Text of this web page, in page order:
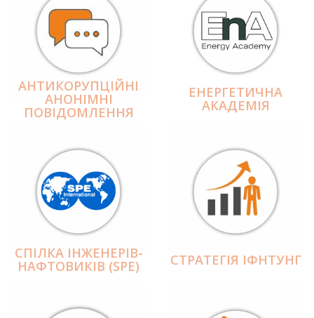
АНТИКОРУПЦІЙНІ
АНОНІМНІ
ПОВІДОМЛЕННЯ
ЕНЕРГЕТИЧНА
АКАДЕМІЯ
СПІЛКА ІНЖЕНЕРІВ-
НАФТОВИКІВ (SPE) СТРАТЕГІЯ ІФНТУНГ